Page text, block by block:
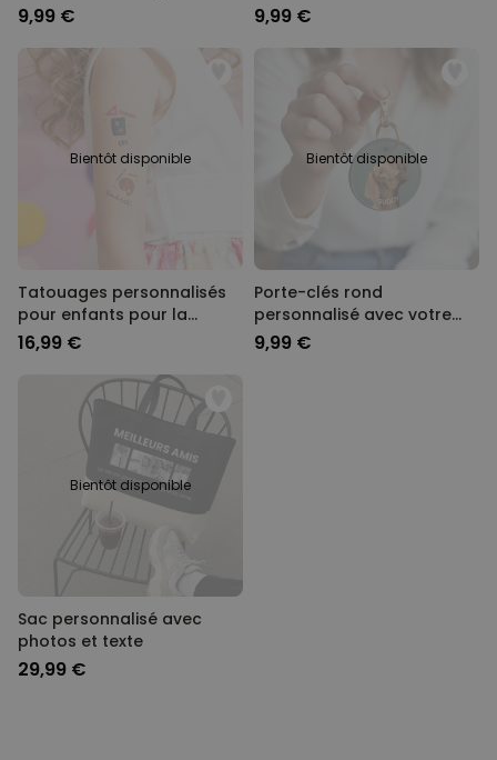
9,99 € 9,99 €
Bientôt disponible
Tatouages personnalisés
pour enfants pour la
rentrée scolaire
16,99 €
Bientôt disponible
Porte-clés rond
personnalisé avec votre
animal de compagnie
9,99 €
Bientôt disponible
Sac personnalisé avec
photos et texte
29,99 €